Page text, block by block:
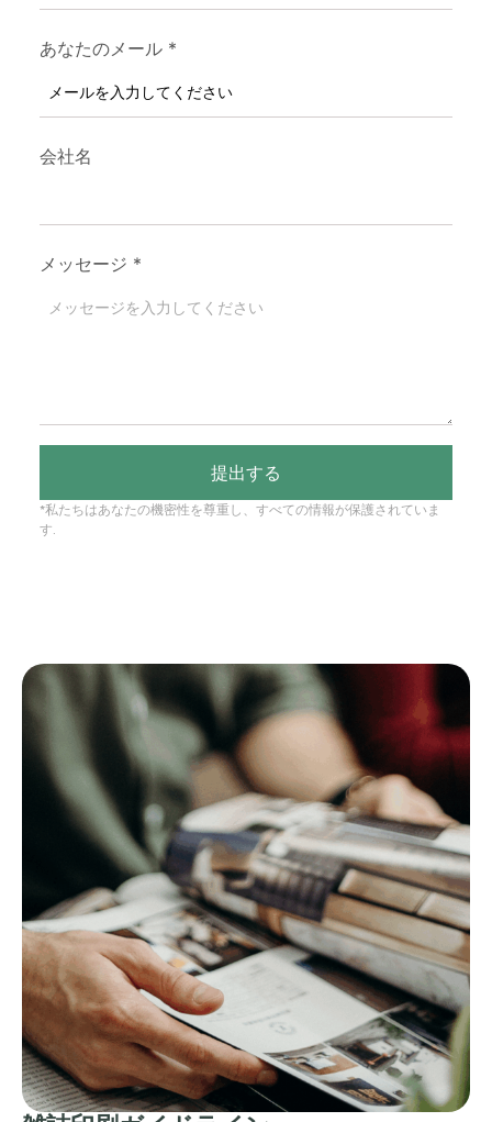
あなたのメール *
会社名
メッセージ *
提出する
*私たちはあなたの機密性を尊重し、すべての情報が保護されていま
す.